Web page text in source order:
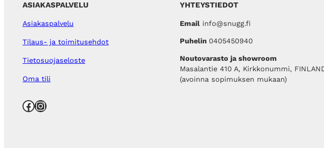
ASIAKASPALVELU
Asiakaspalvelu
Tilaus- ja toimitusehdot
Tietosuojaseloste
Oma tili
Facebook Instagram
YHTEYSTIEDOT
Emailinfo@snugg.fi
Puhelin 0405450940
Noutovarasto ja showroom
Masalantie 410 A, Kirkkonummi,
(avoinna sopimuksen mukaan)